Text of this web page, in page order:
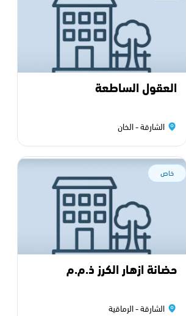
العقول الساطعة
الشارقة - الخان
خاص
حضانة ازهار الكرز ذ.م.م
الشارقة - الرماقية